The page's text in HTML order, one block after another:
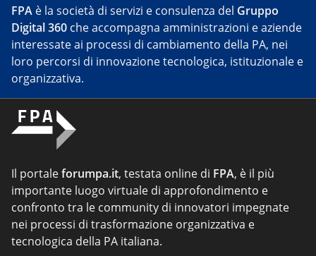
FPA è la società di servizi e consulenza del Gruppo
Digital 360 che accompagna amministrazioni e aziende
interessate ai processi di cambiamento della PA, nei
loro percorsi di innovazione tecnologica, istituzionale e
organizzativa.
Il portaleforumpa.it, testata online di FPA, è il più
importante luogo virtuale di approfondimento e
confronto tra le community di innovatori impegnate
nei processi di trasformazione organizzativa e
tecnologica della PA italiana.